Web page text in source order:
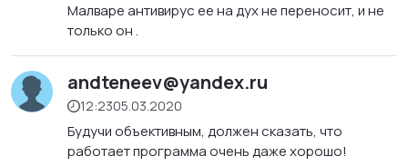
Малваре антивирус ее на дух не переносит, и не
только он .
andteneev@yandex.ru
12:2305.03.2020
Будучи объективным, должен сказать, что
работает программа очень даже хорошо!